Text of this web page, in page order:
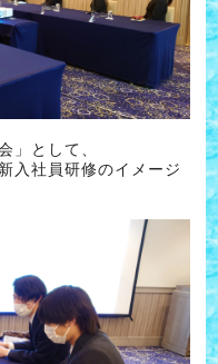
」として、
入社員研修のイメージ